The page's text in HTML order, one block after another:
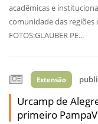
acadêmicas e
comunidade das regiões
FOTOS:GLAUBER PE...
Extensão
Urcamp de
primeiro